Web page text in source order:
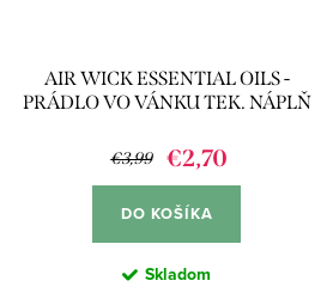
AIR WICK ESSENTIAL OILS -
PRÁDLO VO VÁNKU TEK. NÁPLŇ
€3,99 €2,70
DO KOŠÍKA
Skladom